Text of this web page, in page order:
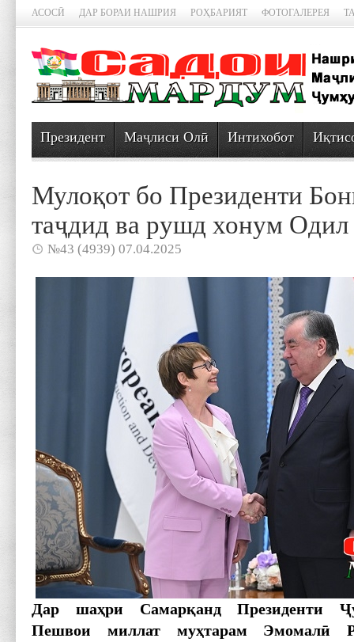
АСОСӢ ДАР БОРАИ НАШРИЯ РОҲБАРИЯТ ФОТОГАЛЕРЕЯ
Президент Маҷлиси Олӣ Интихобот
Мулоқот бо Президенти
таҷдид ва рушд хонум Одил
№43 (4939) 07.04.2025
Дар шаҳри Самарқанд Президенти
Пешвои миллат муҳтарам Эмомалӣ